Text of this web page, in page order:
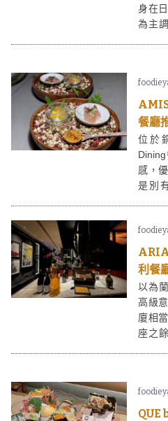
身在
為主
餐廳
位於
感，
是別
量相
獲贈
利餐
以為
高級
廈相
座之
可以
都是
QUE